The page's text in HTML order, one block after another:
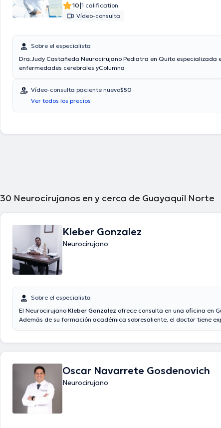
10|1 calification
Vídeo-consulta
Sobre el especialista
Dra.Judy Castañeda Neurocirujano Pediatra en Quito especializada
enfermedades cerebrales yColumna
Vídeo-consulta paciente nuevo$50
Ver todos los precios
30 Neurocirujanos en y cerca de Guayaquil Norte
Kleber Gonzalez
Neurocirujano
Sobre el especialista
El Neurocirujano Kleber Gonzalez ofrece consulta en una oficina en
Además de su formación académica sobresaliente, el doctor tiene
publicado diversas ediciones.Oscar Navarrete Gosdenovich
Neurocirujano